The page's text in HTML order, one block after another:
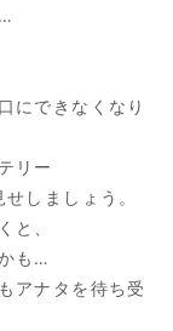
にできなくなり
リー
しましょう。
と、
も…
アナタを待ち受